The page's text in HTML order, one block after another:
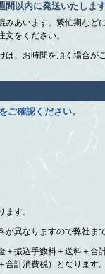
以内に発送いたします
あいます。繁忙期など
をください。
、お時間を頂く場合が
ご確認ください。
す。
異なりますので弊社ま
振込手数料＋送料＋合
計消費税）となります。